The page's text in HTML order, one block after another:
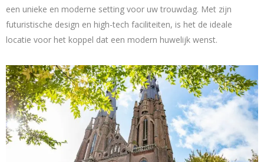
een unieke en moderne setting voor uw trouwdag. Met zijn
futuristische design en high-tech faciliteiten, is het de ideale
locatie voor het koppel dat een modern huwelijk wenst.